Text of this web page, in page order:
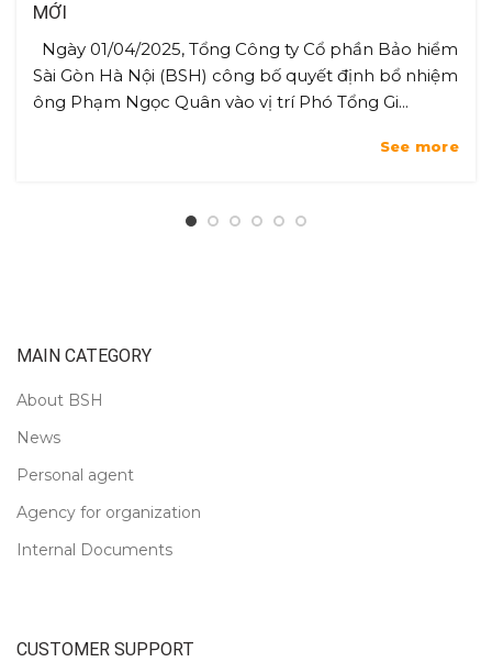
MỚI
Ngày 01/04/2025, Tổng Công ty Cổ phần Bảo hiểm
Sài Gòn Hà Nội (BSH) công bố quyết định bổ nhiệm
ông Phạm Ngọc Quân vào vị trí Phó Tổng Gi...
See more
MAIN CATEGORY
About BSH
News
Personal agent
Agency for organization
Internal Documents
CUSTOMER SUPPORT